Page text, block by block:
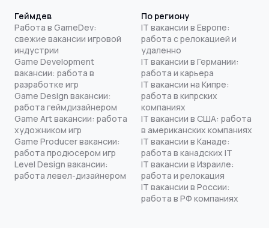
Геймдев
Работа в GameDev:
свежие вакансии игровой
индустрии
Game Development
вакансии: работа в
разработке игр
Game Design вакансии:
работа геймдизайнером
Game Art вакансии: работа
художником игр
Game Producer вакансии:
работа продюсером игр
Level Design вакансии:
работа левел-дизайнером
По региону
IT вакансии в Европе:
работа с релокацией и
удаленно
IT вакансии в Германии:
работа и карьера
IT вакансии на Кипре:
работа в кипрских
компаниях
IT вакансии в США: работа
в американских компаниях
IT вакансии в Канаде:
работа в канадских IT
IT вакансии в Израиле:
работа и релокация
IT вакансии в России:
работа в РФ компаниях